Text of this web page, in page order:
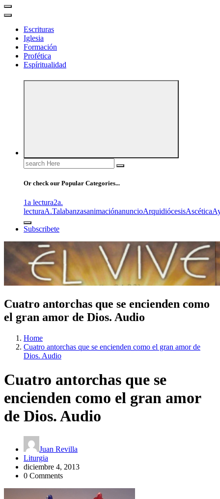
Escrituras
Iglesia
Formación
Profética
Espíritualidad
Search
for:
Or check our Popular Categories...
1a lectura2a.
lecturaA.TalabanzasanimaciónanuncioArquidiócesisAscética
Subscribete
Cuatro antorchas que se encienden como
el gran amor de Dios. Audio
Home
Cuatro antorchas que se encienden como el gran amor de
Dios. Audio
Cuatro antorchas que se
encienden como el gran amor
de Dios. Audio
Juan Revilla
Liturgia
diciembre 4, 2013
0 Comments